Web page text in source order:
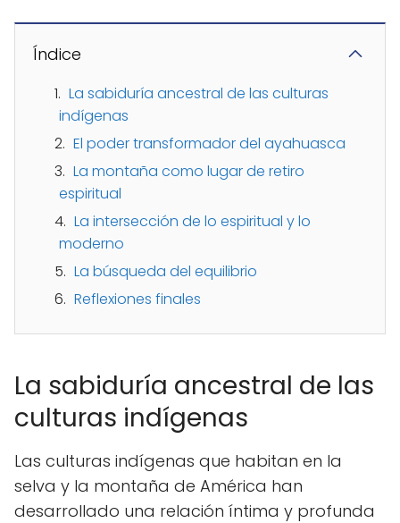
Índice
La sabiduría ancestral de las culturas
indígenas
El poder transformador del ayahuasca
La montaña como lugar de retiro
espiritual
La intersección de lo espiritual y lo
moderno
La búsqueda del equilibrio
Reflexiones finales
La sabiduría ancestral de las
culturas indígenas
Las culturas indígenas que habitan en la
selva y la montaña de América han
desarrollado una relación íntima y profunda